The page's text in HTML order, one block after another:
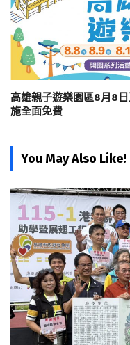
高雄親子遊樂園區8月8
施全面免費
You May Also Like!